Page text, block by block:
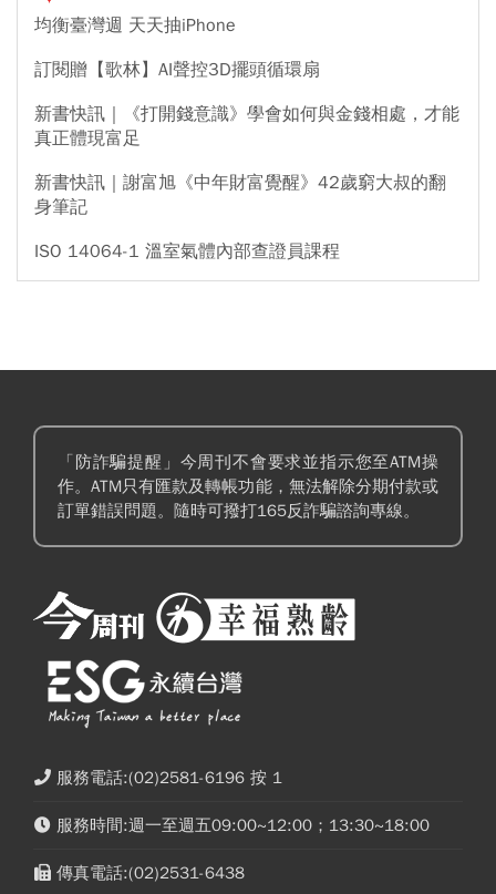
均衡臺灣週 天天抽iPhone
訂閱贈【歌林】AI聲控3D擺頭循環扇
新書快訊｜《打開錢意識》學會如何與金錢相處，才能
真正體現富足
新書快訊｜謝富旭《中年財富覺醒》42歲窮大叔的翻
身筆記
ISO 14064-1 溫室氣體內部查證員課程
「防詐騙提醒」今周刊不會要求並指示您至ATM操
作。ATM只有匯款及轉帳功能，無法解除分期付款或
訂單錯誤問題。隨時可撥打165反詐騙諮詢專線。
服務電話:(02)2581-6196 按 1
服務時間:週一至週五09:00~12:00；13:30~18:00
傳真電話:(02)2531-6438